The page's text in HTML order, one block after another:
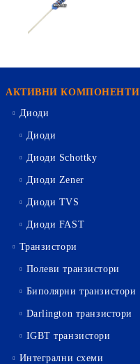
АКТИВНИ КОМПОНЕНТИ
Диоди
Диоди
Диоди Schottky
Диоди Zener
Диоди TVS
Диоди FAST
Транзистори
Полеви транзистори
Биполярни транзистори
Darlington транзистори
IGBT транзистори
Интегрални схеми